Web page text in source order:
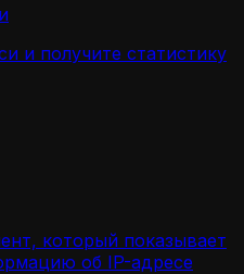
и получите статистику
который показывает
об IP-адресе